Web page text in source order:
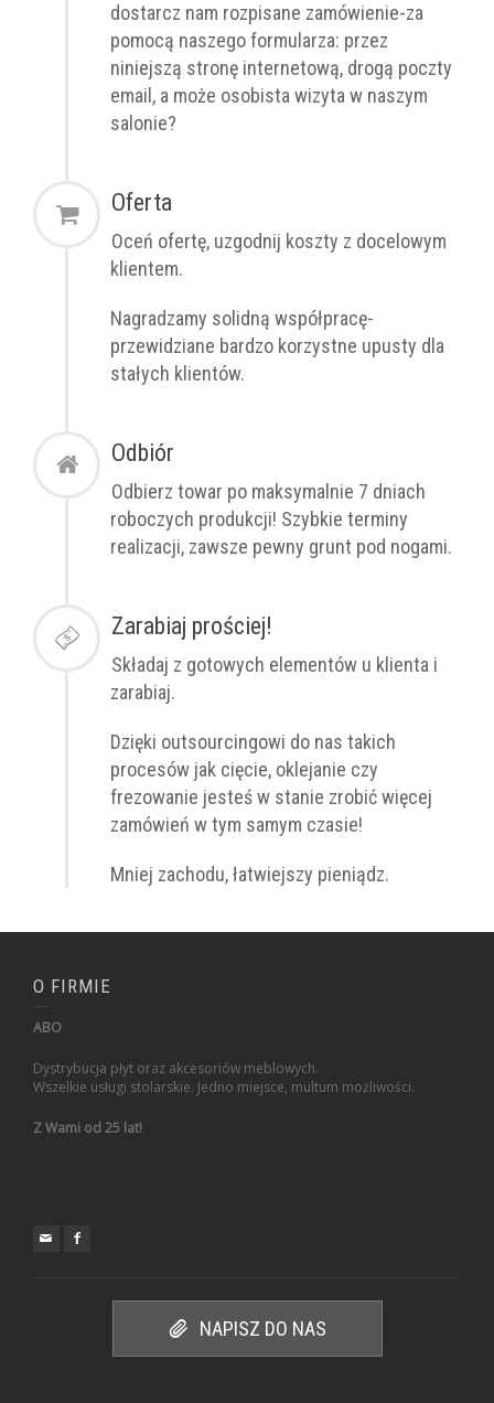
dostarcz nam rozpisane zamówienie-za
pomocą naszego formularza: przez
niniejszą stronę internetową, drogą poczty
email, a może osobista wizyta w naszym
salonie?
Oferta
Oceń ofertę, uzgodnij koszty z docelowym
klientem.
Nagradzamy solidną współpracę-
przewidziane bardzo korzystne upusty dla
stałych klientów.
Odbiór
Odbierz towar po maksymalnie 7 dniach
roboczych produkcji! Szybkie terminy
realizacji, zawsze pewny grunt pod nogami.
Zarabiaj prościej!
Składaj z gotowych elementów u klienta i
zarabiaj.
Dzięki outsourcingowi do nas takich
procesów jak cięcie, oklejanie czy
frezowanie jesteś w stanie zrobić więcej
zamówień w tym samym czasie!
Mniej zachodu, łatwiejszy pieniądz.
O FIRMIE
ABO
Dystrybucja płyt oraz akcesoriów meblowych.
Wszelkie usługi stolarskie. Jedno miejsce, multum możliwości.
Z Wami od 25 lat!
NAPISZ DO NAS